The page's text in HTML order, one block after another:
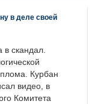
в деле своей
скандал.
Курбан
видео, в
Комитета